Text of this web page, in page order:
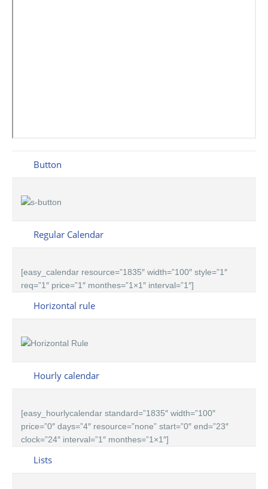
Button
Regular Calendar
[easy_calendar resource=”1835″ width=”100″ style=”1″
req=”1″ price=”1″ monthes=”1×1″ interval=”1″]
Horizontal rule
Hourly calendar
[easy_hourlycalendar standard=”1835″ width=”100″
price=”0″ days=”4″ resource=”none” start=”0″ end=”23″
clock=”24″ interval=”1″ monthes=”1×1″]
Lists